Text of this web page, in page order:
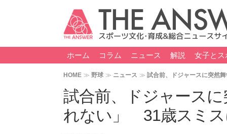
ホーム コラム ニュース 解説 女子とス
HOME 野球 ニュース 試合前、ドジャースに突然
試合前、ドジャース
れない」 31歳スミス